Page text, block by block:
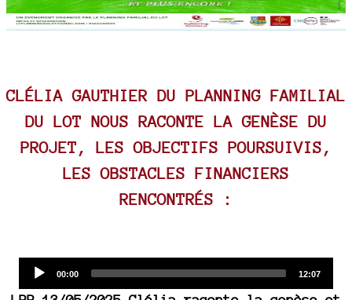
CLÉLIA GAUTHIER DU PLANNING FAMILIAL
DU LOT NOUS RACONTE LA GENÈSE DU
PROJET, LES OBJECTIFS POURSUIVIS,
LES OBSTACLES FINANCIERS
RENCONTRÉS :
Current
00:00
Total
12:07